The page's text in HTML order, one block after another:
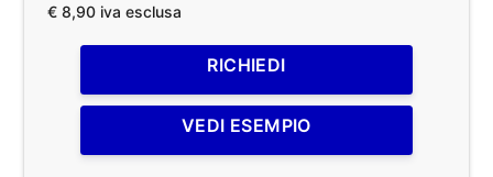
€ 8,90 iva esclusa
RICHIEDI
VEDI ESEMPIO